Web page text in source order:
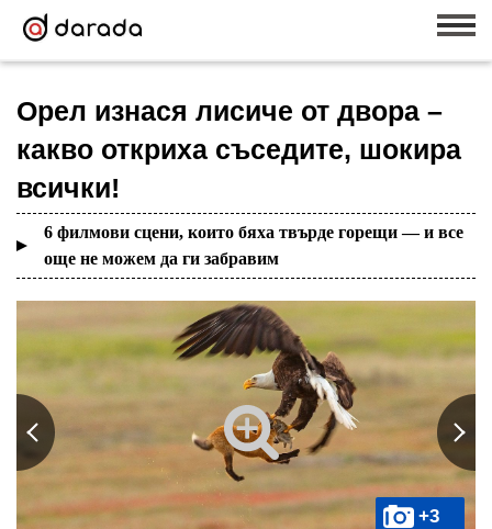
Орел изнася лисиче от двора –
какво откриха съседите, шокира
всички!
6 филмови сцени, които бяха твърде горещи — и все
още не можем да ги забравим
+3